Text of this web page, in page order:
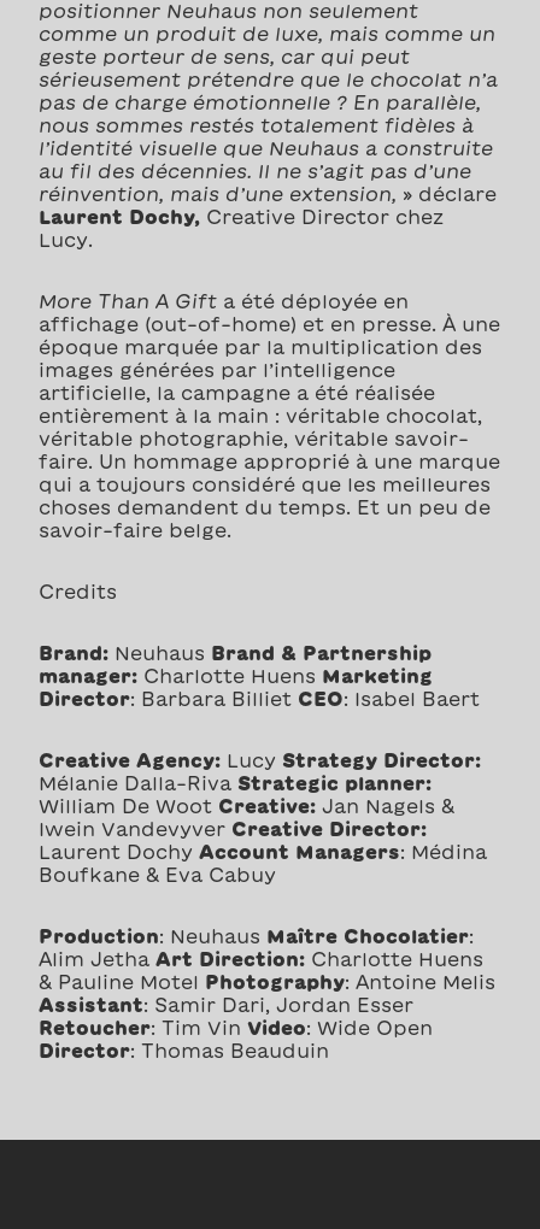
positionner Neuhaus non seulement
comme un produit de luxe, mais comme un
geste porteur de sens, car qui peut
sérieusement prétendre que le chocolat n’a
pas de charge émotionnelle ? En parallèle,
nous sommes restés totalement fidèles à
l’identité visuelle que Neuhaus a construite
au fil des décennies. Il ne s’agit pas d’une
réinvention, mais d’une extension, » déclare
Laurent Dochy, Creative Director chez
Lucy.
More Than A Gift a été déployée en
affichage (out-of-home) et en presse. À une
époque marquée par la multiplication des
images générées par l’intelligence
artificielle, la campagne a été réalisée
entièrement à la main : véritable chocolat,
véritable photographie, véritable savoir-
faire. Un hommage approprié à une marque
qui a toujours considéré que les meilleures
choses demandent du temps. Et un peu de
savoir-faire belge.
Credits
Brand: Neuhaus Brand & Partnership
manager: Charlotte Huens Marketing
Director: Barbara Billiet CEO: Isabel Baert
Creative Agency: Lucy Strategy Director:
Mélanie Dalla-Riva Strategic planner:
William De Woot Creative: Jan Nagels &
Iwein Vandevyver Creative Director:
Laurent Dochy Account Managers: Médina
Boufkane & Eva Cabuy
Production: Neuhaus Maître Chocolatier:
Alim Jetha Art Direction: Charlotte Huens
& Pauline Motel Photography: Antoine Melis
Assistant: Samir Dari, Jordan Esser
Retoucher: Tim Vin Video: Wide Open
Director: Thomas Beauduin